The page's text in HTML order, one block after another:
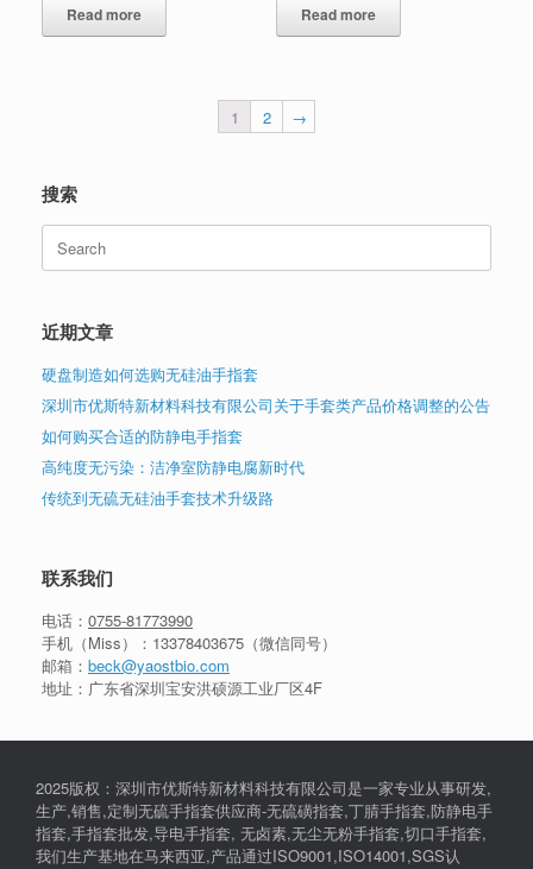
Read more Read more
1 2 →
搜索
for:
近期文章
硬盘制造如何选购无硅油手指套
深圳市优斯特新材料科技有限公司关于手套类产品价格调整的公告
如何购买合适的防静电手指套
高纯度无污染：洁净室防静电腐新时代
传统到无硫无硅油手套技术升级路
联系我们
电话： 0755-81773990
手机（Miss）： 13378403675 （微信同号）
邮箱： beck@yaostbio.com
地址：广东省深圳宝安洪硕源工业厂区4F
2025版权：深圳市优斯特新材料科技有限公司是一家专业从事研发,
生产,销售,定制无硫手指套供应商-无硫磺指套,丁腈手指套,防静电手
指套,手指套批发,导电手指套, 无卤素,无尘无粉手指套,切口手指套,
我们生产基地在马来西亚,产品通过ISO9001,ISO14001,SGS认